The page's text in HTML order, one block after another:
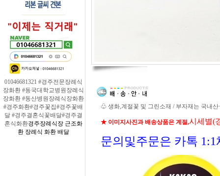
01046681321 #경주전문장례식
장화환 #동국대학교병원장례식
장화환 #동산병원장례식장화환
#경주화환#경주꽃집#경주꽃배
달 #경주결혼식꽃배달#경주결
혼식화환경주장례식장 근조화
환 장례식 화환 배달
♧ 생화,계절꽃 및 그린소재 / 부자재는 국내산
★ 이미지사진과 배송상품은 계절,시세별(
문의및주문은 카톡